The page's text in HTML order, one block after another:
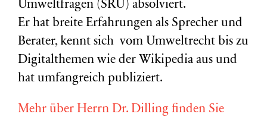
Umweltfragen (SRU) absolviert.
Er hat breite Erfahrungen als Sprecher und
Berater, kennt sich vom Umweltrecht bis zu
Digitalthemen wie der Wikipedia aus und
hat umfangreich publiziert.
Mehr über Herrn Dr. Dilling finden Sie